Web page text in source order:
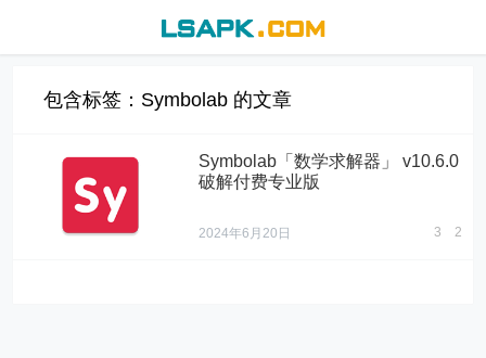
包含标签：Symbolab 的文章
Symbolab「数学求解器」 v10.6.0
破解付费专业版
2024年6月20日 3 2